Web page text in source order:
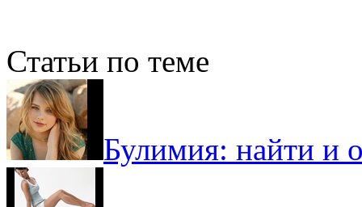
Статьи по теме
Булимия: найти и